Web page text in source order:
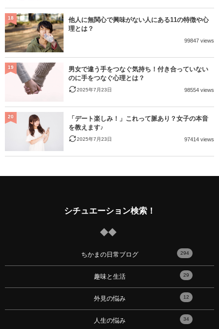
他人に無関心で興味がない人にある11の特徴や心
理とは？
99847 views
18
男女で違う手をつなぐ気持ち！付き合っていない
のに手をつなぐ心理とは？
2025年7月23日 98554 views
19
「デート楽しみ！」これって脈あり？女子の本音
を教えます♪
2025年7月23日 97414 views
20
シチュエーション検索！
ちかまの日常ブログ 294
趣味と生活 29
外見の悩み 12
人生の悩み 34